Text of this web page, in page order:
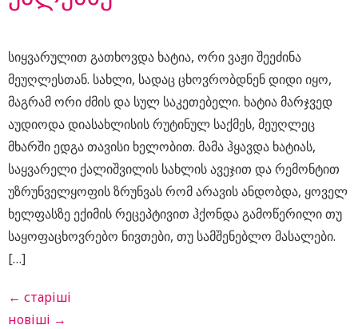
სიყვარულით გათხოვდა ხატია, ორი ვაჟი შეეძინა
მეუღლესთან. სახლი, სადაც ცხოვრობდნენ დიდი იყო,
მაგრამ ორი ძმის და სულ საკეთებელი. ხატია მარჯვედ
აუდიოდა დიასახლისის რუტინულ საქმეს, მეუღლეც
მხარში ედგა თავისი ხელობით. მამა ჰყავდა ხატიას,
საყვარელი ქალიშვილის სახლის ავეჯით და რემონტით
უზრუნველყოფის ზრუნვას რომ არავის ანდობდა, ყოველ
ხელფასზე ექიმის რეცეპტივით ჰქონდა გამოწერილი თუ
საყოფაცხოვრებო ნივთები, თუ სამშენებლო მასალები.
[…]
← старіші
новіші →